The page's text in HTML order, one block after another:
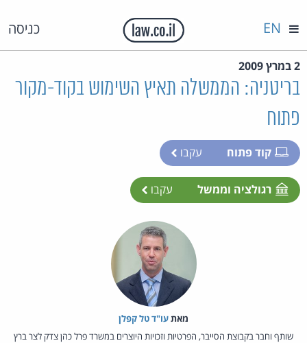
כניסה EN
2 במרץ 2009
בריטניה: הממשלה תאיץ השימוש בקוד-מקור
פתוח
קוד פתוח עקבו
רגולציה וממשל עקבו
מאת‏עו"ד טל קפלן
שותף וחבר בקבוצת הסייבר, הפרטיות וזכויות היוצרים במשרד פרל כהן צדק לצר ברץ